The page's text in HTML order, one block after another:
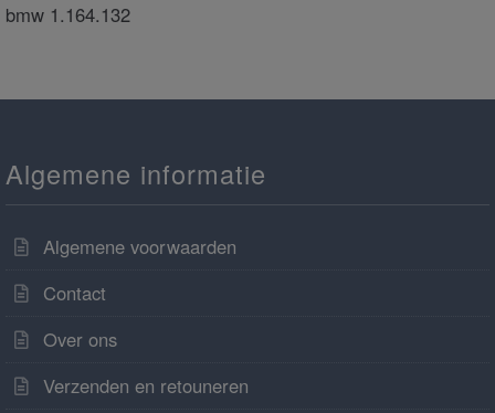
bmw 1.164.132
Algemene informatie
Algemene voorwaarden
Contact
Over ons
Verzenden en retouneren